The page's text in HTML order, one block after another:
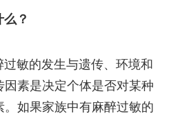
？
敏的发生与遗传、环境和
素是决定个体是否对某种
如果家族中有麻醉过敏的